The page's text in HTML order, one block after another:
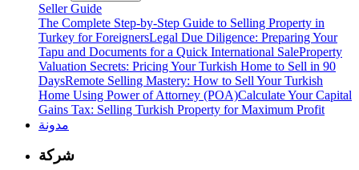
Seller Guide
The Complete Step-by-Step Guide to Selling Property in
Turkey for ForeignersLegal Due Diligence: Preparing Your
Tapu and Documents for a Quick International SaleProperty
Valuation Secrets: Pricing Your Turkish Home to Sell in 90
DaysRemote Selling Mastery: How to Sell Your Turkish
Home Using Power of Attorney (POA)Calculate Your Capital
Gains Tax: Selling Turkish Property for Maximum Profit
مدونة
شركة